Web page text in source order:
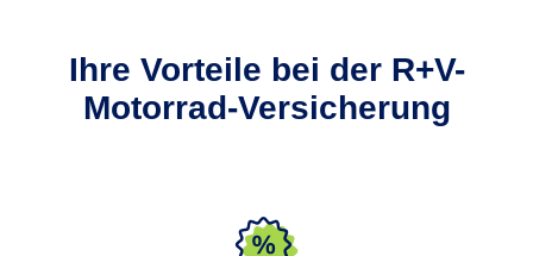
Ihre Vorteile bei der R+V-
Motorrad-Versicherung